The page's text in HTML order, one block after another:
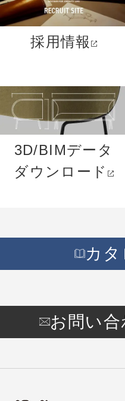
採用情報
3D/BIMデータ
ダウンロード
カタ
お問い合